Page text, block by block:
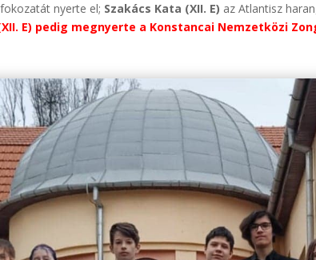
nyerte el; Szakács Kata (XII. E) az Atlantisz
E) pedig megnyerte a Konstancai Nemzetközi